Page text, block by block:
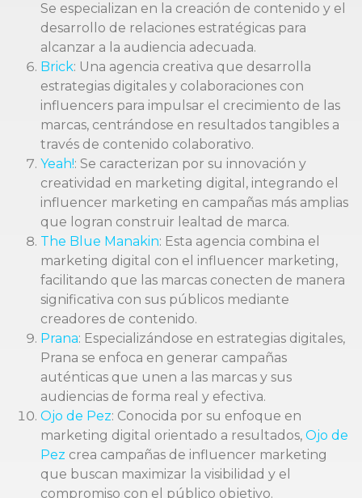
Se especializan en la creación de contenido y el
desarrollo de relaciones estratégicas para
alcanzar a la audiencia adecuada.
Brick: Una agencia creativa que desarrolla
estrategias digitales y colaboraciones con
influencers para impulsar el crecimiento de las
marcas, centrándose en resultados tangibles a
través de contenido colaborativo.
Yeah!: Se caracterizan por su innovación y
creatividad en marketing digital, integrando el
influencer marketing en campañas más amplias
que logran construir lealtad de marca.
The Blue Manakin: Esta agencia combina el
marketing digital con el influencer marketing,
facilitando que las marcas conecten de manera
significativa con sus públicos mediante
creadores de contenido.
Prana: Especializándose en estrategias digitales,
Prana se enfoca en generar campañas
auténticas que unen a las marcas y sus
audiencias de forma real y efectiva.
Ojo de Pez: Conocida por su enfoque en
marketing digital orientado a resultados, Ojo de
Pez crea campañas de influencer marketing
que buscan maximizar la visibilidad y el
compromiso con el público objetivo.